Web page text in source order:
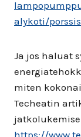
alykoti/
Ja jos haluat
miten
Techeatin